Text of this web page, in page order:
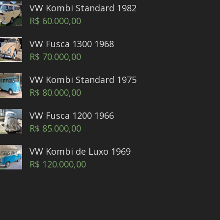
VW Kombi Standard 1982
R$ 60.000,00
VW Fusca 1300 1968
R$ 70.000,00
VW Kombi Standard 1975
R$ 80.000,00
VW Fusca 1200 1966
R$ 85.000,00
VW Kombi de Luxo 1969
R$ 120.000,00